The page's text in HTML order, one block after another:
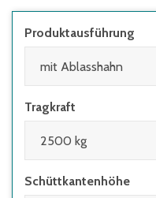
ermöglicht
und Feststoffen
Produktausführung
Tragkraft
Schüttkantenhöhe